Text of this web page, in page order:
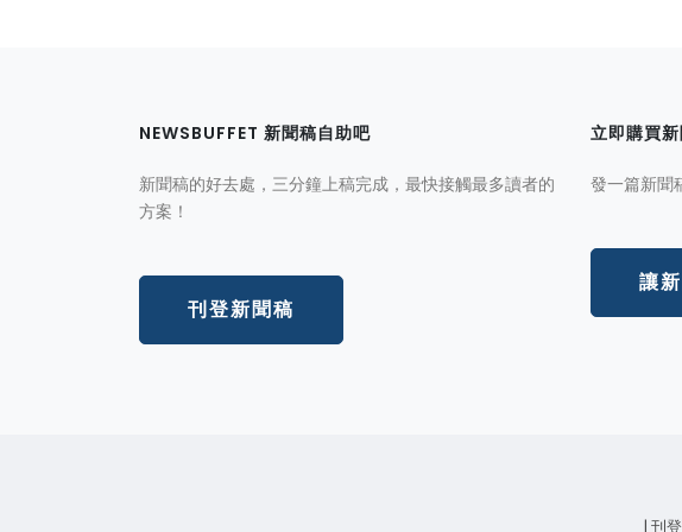
NEWSBUFFET 新聞稿自助吧
新聞稿的好去處，三分鐘上稿完成，最快接觸最多讀者的
方案！
刊登新聞稿
立即購買
發一篇新聞
讓
| 刊